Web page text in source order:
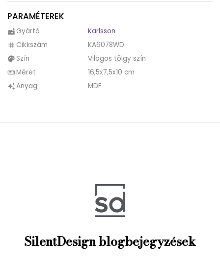
PARAMÉTEREK
factory Gyártó Karlsson
tag Cikkszám KA6078WD
palette Szín Világos tölgy szín
straightenMéret 16,5x7,5x10 cm
auto_awesomeAnyag MDF
SilentDesign blogbejegyzések